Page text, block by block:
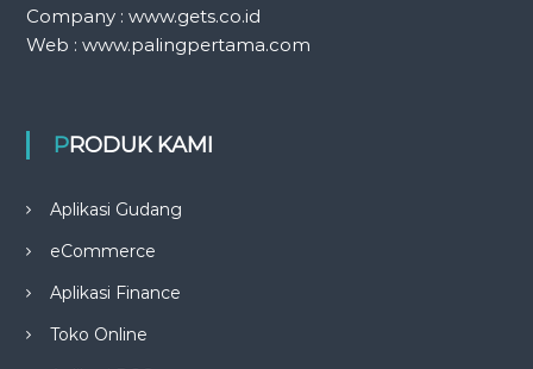
Company : www.gets.co.id
Web : www.palingpertama.com
PRODUK KAMI
Aplikasi Gudang
eCommerce
Aplikasi Finance
Toko Online